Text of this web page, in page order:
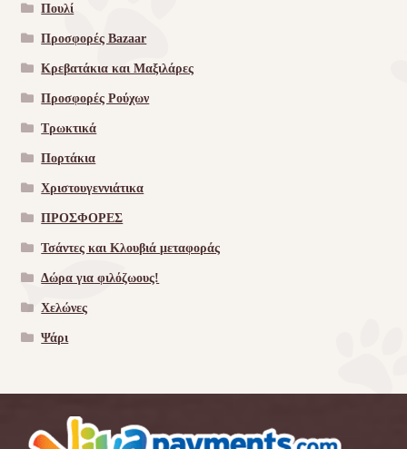
Πουλί
Προσφορές Bazaar
Κρεβατάκια και Μαξιλάρες
Προσφορές Ρούχων
Τρωκτικά
Πορτάκια
Χριστουγεννιάτικα
ΠΡΟΣΦΟΡΕΣ
Τσάντες και Κλουβιά μεταφοράς
Δώρα για φιλόζωους!
Χελώνες
Ψάρι